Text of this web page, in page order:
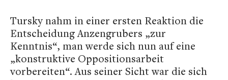
Tursky nahm in einer ersten Reaktion die
Entscheidung Anzengrubers „zur
Kenntnis“, man werde sich nun auf eine
„konstruktive Oppositionsarbeit
vorbereiten“. Aus seiner Sicht war die sich